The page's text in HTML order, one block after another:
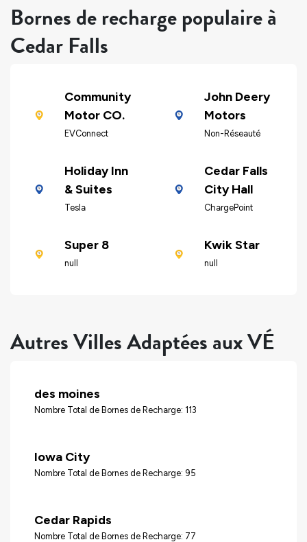
Bornes de recharge populaire à
Cedar Falls
Community
Motor CO.
EVConnect
John Deery
Motors
Non-Réseauté
Holiday Inn
& Suites
Tesla
Cedar Falls
City Hall
ChargePoint
Super 8
null
Kwik Star
null
Autres Villes Adaptées aux VÉ
des moines
Nombre Total de Bornes de Recharge: 113
Iowa City
Nombre Total de Bornes de Recharge: 95
Cedar Rapids
Nombre Total de Bornes de Recharge: 77